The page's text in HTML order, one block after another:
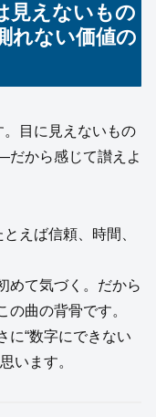
見えないもの
れない価値の
。目に見えないもの
から感じて讃えよ
えば信頼、時間、
めて気づく。だから
の曲の背骨です。
に“数字にできない
います。